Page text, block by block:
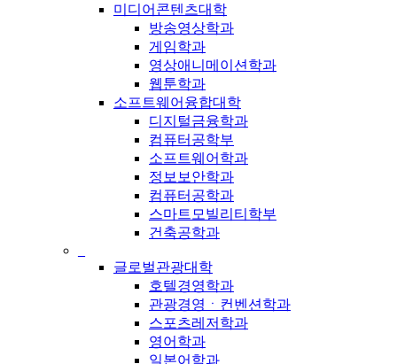
미디어콘텐츠대학
방송영상학과
게임학과
영상애니메이션학과
웹툰학과
소프트웨어융합대학
디지털금융학과
컴퓨터공학부
소프트웨어학과
정보보안학과
컴퓨터공학과
스마트모빌리티학부
건축공학과
글로벌관광대학
호텔경영학과
관광경영ㆍ컨벤션학과
스포츠레저학과
영어학과
일본어학과